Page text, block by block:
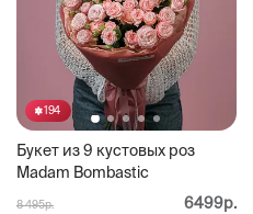
194
Букет из 9 кустовых роз
Madam Bombastic
8 495р. 6499р.